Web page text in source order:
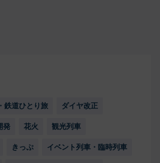
鉄道ひとり旅 ダイヤ改正
発 花火 観光列車
きっぷ イベント列車・臨時列車